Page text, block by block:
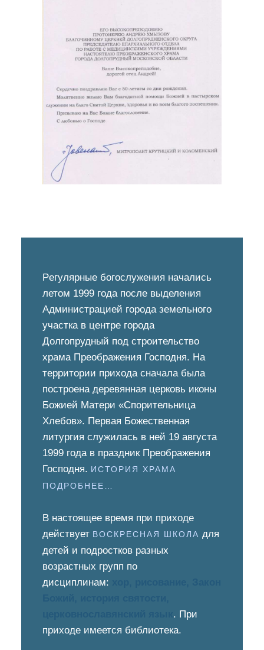
Pегулярные богослужения начались
летом 1999 года после выделения
Администрацией города земельного
участка в центре города
Долгопрудный под строительство
храма Преображения Господня. На
территории прихода сначала была
построена деревянная церковь иконы
Божией Матери «Спорительница
Хлебов». Первая Божественная
литургия служилась в ней 19 августа
1999 года в праздник Преображения
Господня. ИСТОРИЯ ХРАМА
ПОДРОБНЕЕ…
В настоящее время при приходе
действует ВОСКРЕСНАЯ ШКОЛА для
детей и подростков разных
возрастных групп по
дисциплинам:
. При
приходе имеется библиотека.